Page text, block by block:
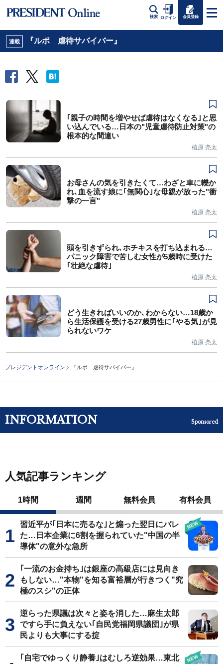
検索 ログイン 会員登録
連載 『ルポ 虐待サバイバー』
｢親子の時間を増やせば虐待はなくなる｣と思
い込んでいる…日本の"児童虐待防止対策"の
根本的な間違い
植原 亮太
お母さんの気を引きたくて…わざと車に轢か
れ､血を流す娘に｢無関心｣な母親が放った"衝
撃の一言"
植原 亮太
頭を引きずられ､ホチキスを打ち込まれる…
パニック障害で苦しむ女性が5歳時に受けた
｢壮絶な虐待｣
植原 亮太
どう生きればいいのか､わからない…18歳か
ら生活保護を受ける27歳男性に｢やる気｣が見
られないワケ
植原 亮太
プレジデントオンライン 『ルポ 虐待サバイバー』
INFORMATION Sponsored
人気記事ランキング
1時間 週間 無料会員 有料会員
習近平が｢日本に売るな｣と煽った翌日にバレ
た…日本企業に6割を握られていた"中国の半
導体"の意外な急所
｢一流のお金持ち｣は銀座の高級店には見向き
もしない…"本物"を知る富裕層が行きつく"究
極のスシ"の正体
逆らった県議は次々と姿を消した…麻生太郎
ですら手に負えない｢自民党福岡県議団｣が県
民よりも大事にする掟
｢自宅でゆっくり静養｣はむしろ逆効果…東北